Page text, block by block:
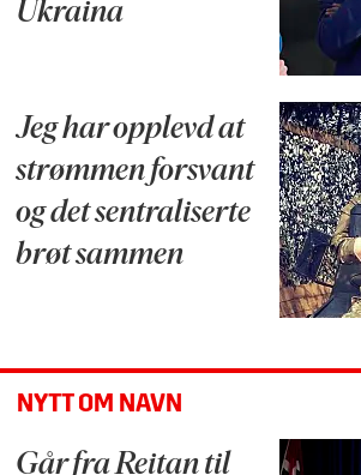
Ukraina
Jeg har opplevd at
strømmen forsvant
og det sentraliserte
brøt sammen
NYTT OM NAVN
Går fra Reitan til